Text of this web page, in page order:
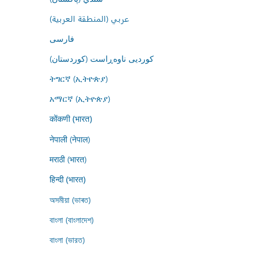
عربي (المنطقة العربية)
فارسى
کوردیی ناوەڕاست (کوردستان)
ትግርኛ (ኢትዮጵያ)
አማርኛ (ኢትዮጵያ)
कोंकणी (भारत)
नेपाली (नेपाल)
मराठी (भारत)
हिन्दी (भारत)
অসমীয়া (ভাৰত)
বাংলা (বাংলাদেশ)
বাংলা (ভারত)